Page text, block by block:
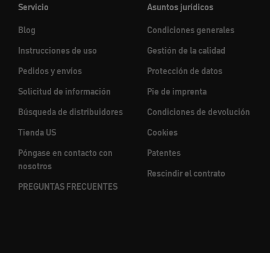
Servicio
Blog
Instrucciones de uso
Pedidos y envíos
Solicitud de información
Búsqueda de distribuidores
Tienda US
Póngase en contacto con
nosotros
PREGUNTAS FRECUENTES
Asuntos jurídicos
Condiciones generales
Gestión de la calidad
Protección de datos
Pie de imprenta
Condiciones de devolución
Cookies
Patentes
Rescindir el contrato